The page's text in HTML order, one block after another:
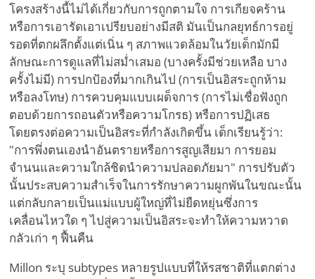
โครงสร้างนี้ไม่ได้เกี่ยวกับการถูกตามใจ การเกียจคร้าน
หรือการเอารัดเอาเปรียบอย่างมีสติ มันเป็นกลยุทธ์การอยู่
รอดที่ตกผลึกตั้งแต่เนิ่น ๆ สภาพแวดล้อมในวัยเด็กมักมี
ลักษณะการดูแลที่ไม่สม่ำเสมอ (บางครั้งมีช่วยเหลือ บาง
ครั้งไม่มี) การปกป้องที่มากเกินไป (การเป็นอิสระถูกห้าม
หรือลงโทษ) การควบคุมแบบเผด็จการ (การไม่เชื่อฟังถูก
ตอบด้วยการถอนตัวหรือความโกรธ) หรือการปฏิเสธ
โดยตรงต่อความเป็นอิสระที่กำลังเกิดขึ้น เด็กเรียนรู้ว่า:
"การพึ่งตนเองนำอันตรายหรือการสูญเสียมา การยอม
จำนนและความใกล้ชิดนำความปลอดภัยมา" การปรับตัว
นั้นประสบความสำเร็จในการรักษาความผูกพันในขณะนั้น
แต่กลับกลายเป็นแม่แบบผู้ใหญ่ที่ไม่ยืดหยุ่นซึ่งการ
เคลื่อนไหวใด ๆ ไปสู่ความเป็นอิสระจะทำให้ความหวาด
กลัวเก่า ๆ ฟื้นคืน
Millon ระบุ subtypes หลายรูปแบบที่ให้รสชาติที่แตกต่าง